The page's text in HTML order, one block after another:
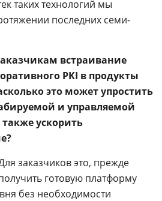
таких технологий мы
последних семи-
встраивание
PKI в продукты
это может упростить
и управляемой
ускорить
заказчиков это, прежде
готовую платформу
без необходимости